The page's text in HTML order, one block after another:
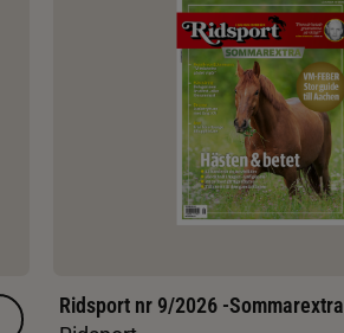
Ridsport nr 9/2026 -Sommarextra